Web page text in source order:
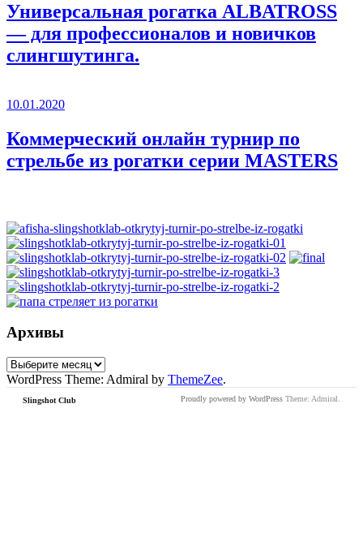
Универсальная рогатка ALBATROSS
— для профессионалов и новичков
слингшутинга.
10.01.2020
Коммерческий онлайн турнир по
стрельбе из рогатки серии MASTERS
Архивы
Архивы
WordPress Theme: Admiral by ThemeZee.
Slingshot Club Proudly powered by WordPress Theme: Admiral.